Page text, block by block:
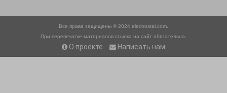
Все права защищены © 2024 electrostal.com.
При перепечатке материалов ссылка на сайт обязательна.
О проекте Написать нам